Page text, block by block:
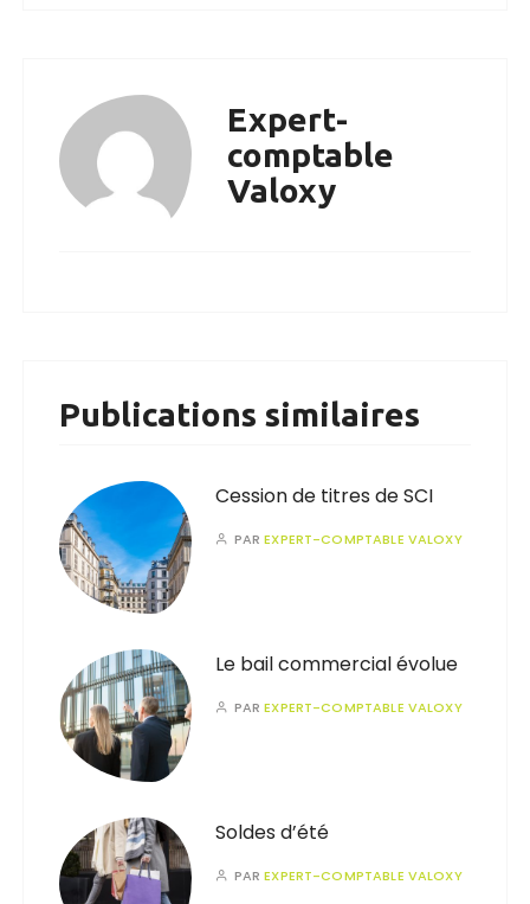
Expert-
comptable
Valoxy
Publications similaires
Cession de titres de SCI
PAREXPERT-COMPTABLE VALOXY
Le bail commercial évolue
PAREXPERT-COMPTABLE VALOXY
Soldes d’été
PAREXPERT-COMPTABLE VALOXY